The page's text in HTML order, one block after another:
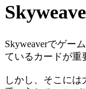
Skyweaverでゲー
ているカードが重
しかし、そこに